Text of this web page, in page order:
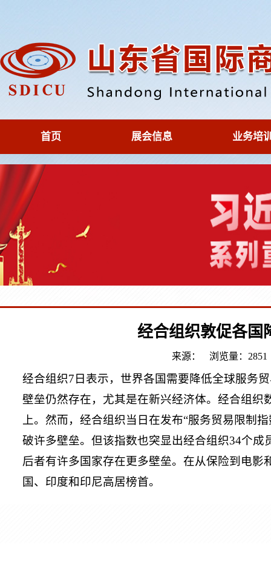
首页 展会信息 业务培
经合组织敦促各国
来源： 浏览量：2851
经合组织7 日表示，世界各国需要降低全球服务
壁垒仍然存在，尤其是在新兴经济体。经合组织
上。然而，经合组织当日在发布“服务贸易限制
破许多壁垒。但该指数也突显出经合组织34个成
后者有许多国家存在更多壁垒。在从保险到电
国、印度和印尼高居榜首。